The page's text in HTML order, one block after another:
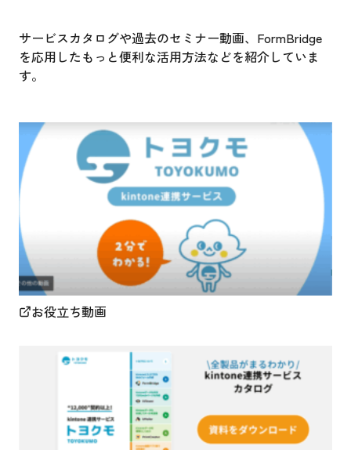
サービスカタログや過去のセミナー動画、FormBridge
を応用したもっと便利な活用方法などを紹介していま
す。
お役立ち動画